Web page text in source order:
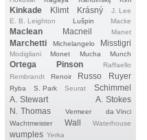
Kinkade Klimt Krásný
J. Lee
E. B. Leighton
Lušpin Macke
Maclean Macneil Manet
Marchetti Michelangelo Misstigri
Modigliani Monet Mucha Munch
Ortega Pinson
Raffaello
Rembrandt
Renoir Russo Ruyer
Ryba S. Park Seurat
Schimmel
A. Stewart
A. Stokes
N. Thomas
Vermeer
da Vinci
Wachtmeister
Wall Waterhouse
wumples Yerka